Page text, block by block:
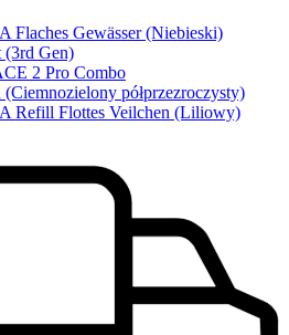
Flaches Gewässer (Niebieski)
Gen)
2 Pro Combo
półprzezroczysty)
Refill Flottes Veilchen (Liliowy)